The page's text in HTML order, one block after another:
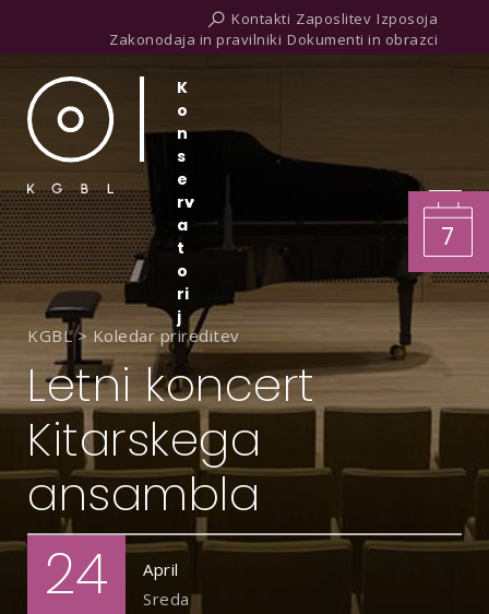
Kontakti Zaposlitev Izposoja
Zakonodaja in pravilniki Dokumenti in obrazci
K
o
n
s
e
rv
a
t
o
ri
j
7
KGBL> Koledar prireditev
Letni koncert
Kitarskega
ansambla
24
April
Sreda